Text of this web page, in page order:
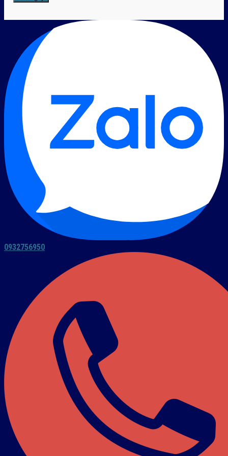
0932756950